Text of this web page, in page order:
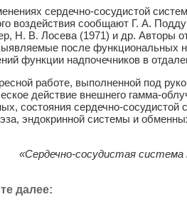
сердечно-сосудистой
воздействия сообщают Г. А.
Н. В. Лосева (1971) и др. Авторы
после функциональных
функции надпочечников в
работе, выполненной под
действие внешнего гамма-
состояния сердечно-
эндокринной системы и
«Сердечно-сосудистая
далее: